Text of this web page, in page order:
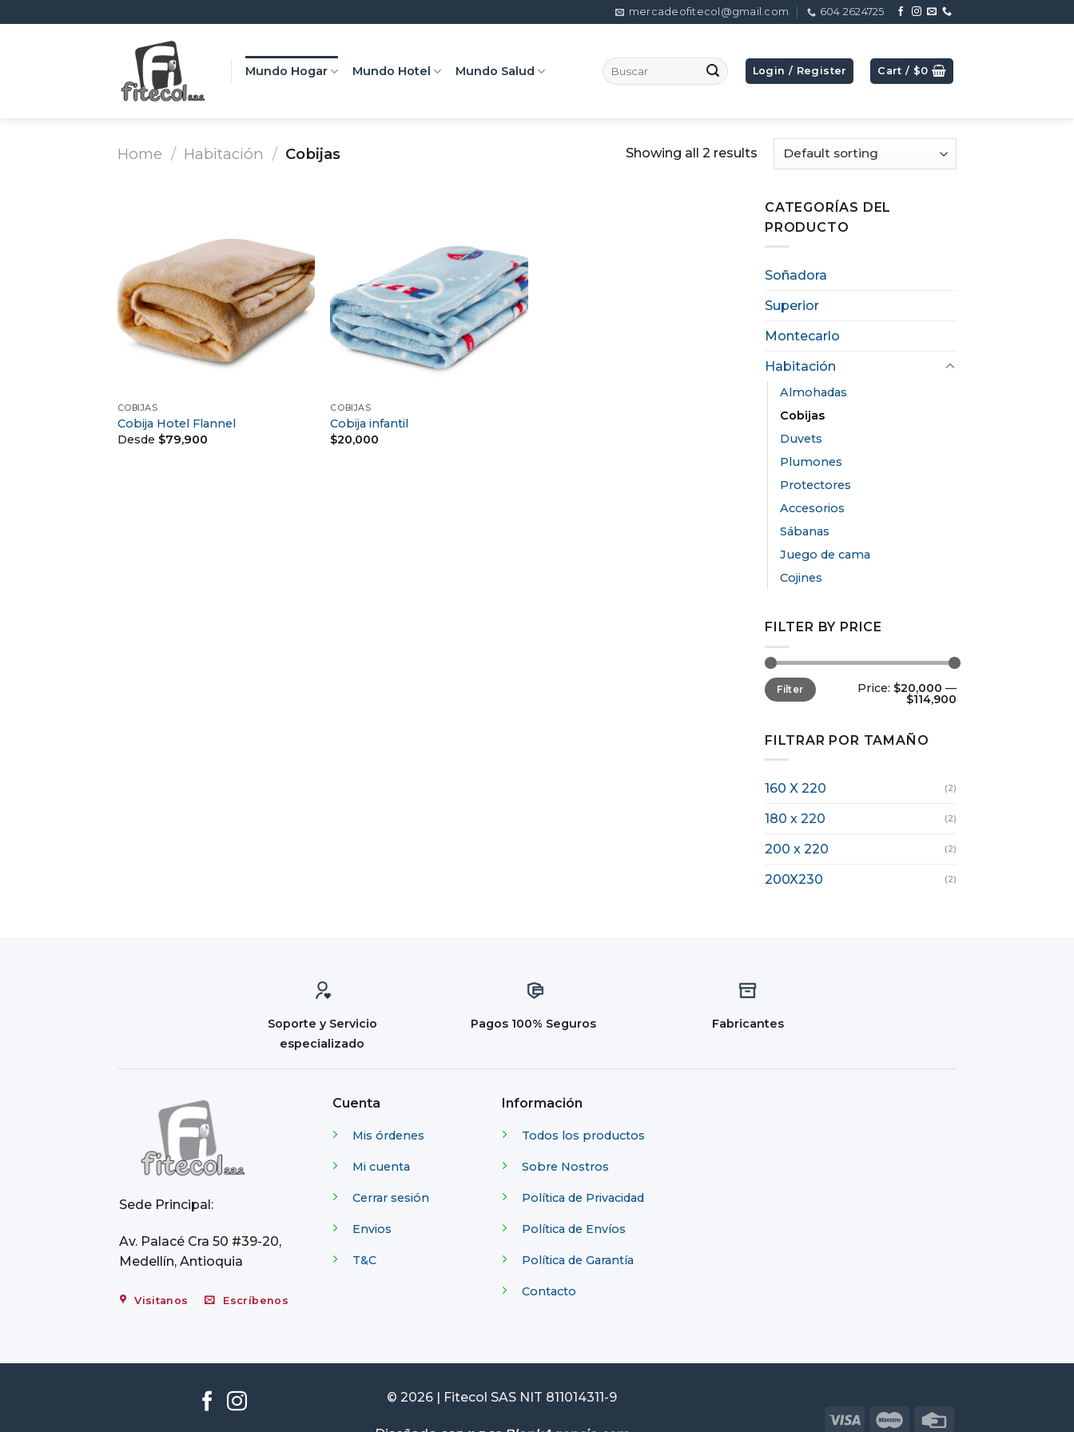
mercadeofitecol@gmail.com 604 2624725
Mundo Hogar Mundo Hotel Mundo Salud
Search
for:
Login / Register Cart / $0
Home / Habitación / Cobijas Showing all 2 results
COBIJAS
Cobija Hotel Flannel
Desde $79,900
COBIJAS
Cobija infantil
$20,000
CATEGORÍAS DEL
PRODUCTO
Soñadora
Superior
Montecarlo
Habitación
Almohadas
Cobijas
Duvets
Plumones
Protectores
Accesorios
Sábanas
Juego de cama
Cojines
FILTER BY PRICE
Filter Price: $20,000 —
$114,900
FILTRAR POR TAMAÑO
160 X 220 (2)
180 x 220 (2)
200 x 220 (2)
200X230 (2)
Soporte y Servicio
especializado
Pagos 100% Seguros Fabricantes
Sede Principal:
Av. Palacé Cra 50 #39-20,
Medellín, Antioquia
Visitanos Escríbenos
Cuenta
Mis órdenes
Mi cuenta
Cerrar sesión
Envios
T&C
Información
Todos los productos
Sobre Nostros
Política de Privacidad
Política de Envíos
Política de Garantía
Contacto
© 2026 | Fitecol SAS NIT 811014311-9